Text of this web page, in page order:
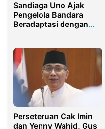
Sandiaga Uno Ajak
Pengelola Bandara
Beradaptasi dengan
Perseteruan Cak Imin
dan Yenny Wahid, Gus